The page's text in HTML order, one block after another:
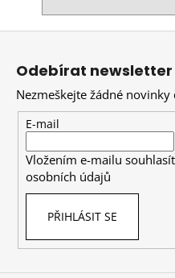
Z
Odebírat newsletter
Nezmeškejte žádné novinky
E-mail
Vložením e-mailu
osobních údajů
PŘIHLÁSIT SE